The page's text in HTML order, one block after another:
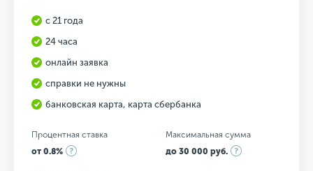
с 21 года
24 часа
онлайн заявка
справки не нужны
банковская карта, карта сбербанка
Процентная ставка
от 0.8%
Максимальная сумма
до 30 000 руб.